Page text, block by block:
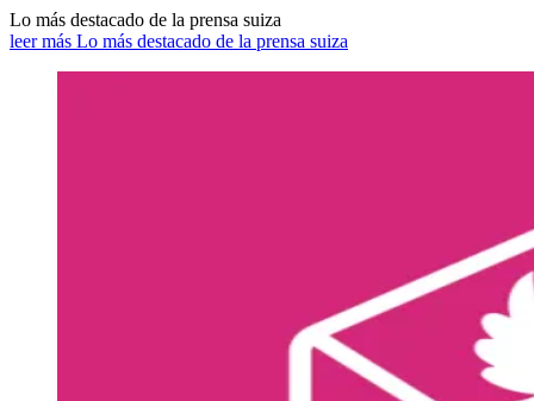
Lo más destacado de la prensa suiza
leer más Lo más destacado de la prensa suiza